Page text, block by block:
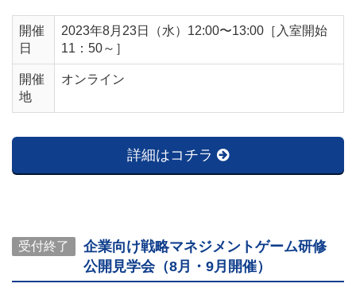
開催
日
2023年8月23日（水）12:00〜13:00［入室開始
11：50～］
開催
地
オンライン
詳細はコチラ
受付終了
企業向け戦略マネジメントゲーム研修
公開見学会（8月・9月開催）